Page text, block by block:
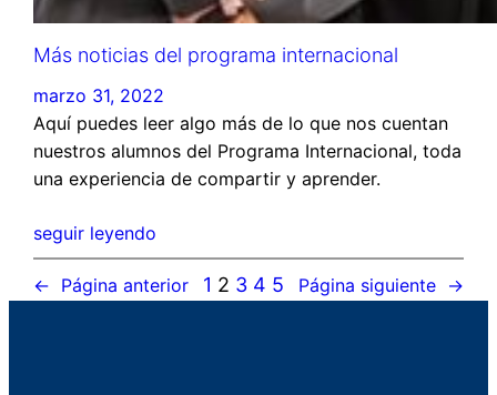
Más noticias del programa internacional
marzo 31, 2022
Aquí puedes leer algo más de lo que nos cuentan
nuestros alumnos del Programa Internacional, toda
una experiencia de compartir y aprender.
seguir leyendo
← Página anterior 1 2 3 4 5 Página siguiente →